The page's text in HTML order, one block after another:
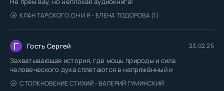
КЛАН ТАРСКОГО. ОН И Я - ЕЛЕНА ТОДОРОВА (1)
Г Гость Сергей 23.02.25
Захватывающая история, где мощь природы и сила
человеческого духа сплетаются в напряжённый и
СТОЛКНОВЕНИЕ СТИХИЙ - ВАЛЕРИЙ ГУМИНСКИЙ